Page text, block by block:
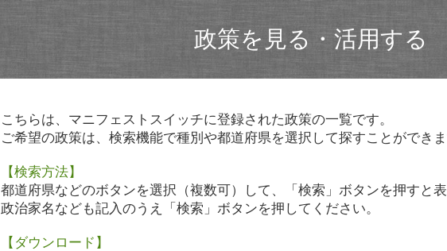
政策を見る・活用する
こちらは、マニフェストスイッチに登録された政策の一覧です。
ご希望の政策は、検索機能で種別や都道府県を選択して探すことができま
【検索方法】
都道府県などのボタンを選択（複数可）して、「検索」ボタンを押すと表
政治家名なども記入のうえ「検索」ボタンを押してください。
【ダウンロード】